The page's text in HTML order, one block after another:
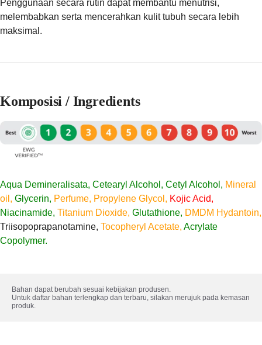
Penggunaan secara rutin dapat membantu menutrisi,
melembabkan serta mencerahkan kulit tubuh secara lebih
maksimal.
Komposisi / Ingredients
Aqua Demineralisata, Cetearyl Alcohol, Cetyl Alcohol, Mineral
oil, Glycerin, Perfume, Propylene Glycol, Kojic Acid,
Niacinamide, Titanium Dioxide, Glutathione, DMDM Hydantoin,
Triisopoprapanotamine, Tocopheryl Acetate, Acrylate
Copolymer.
Bahan dapat berubah sesuai kebijakan produsen.
Untuk daftar bahan terlengkap dan terbaru, silakan merujuk pada kemasan
produk.